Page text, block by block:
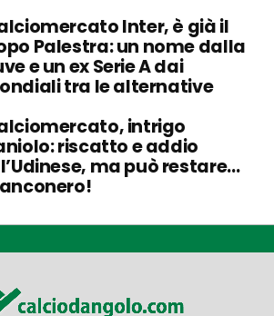
Inter, è già il
Palestra: un nome dalla
e un ex Serie A dai
tra le alternative
intrigo
riscatto e addio
ma può restare…